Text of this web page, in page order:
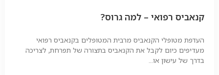
קנאביס רפואי – למה גרוס?
העדפת מטופלי הקנאביס מרבית המטופלים בקנאביס רפואי
מעדיפים כיום לקבל את הקנאביס בתצורה של תפרחת, לצריכה
בדרך של עישון או...